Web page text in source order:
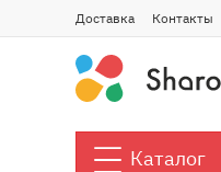
Доставка Контакты
Каталог